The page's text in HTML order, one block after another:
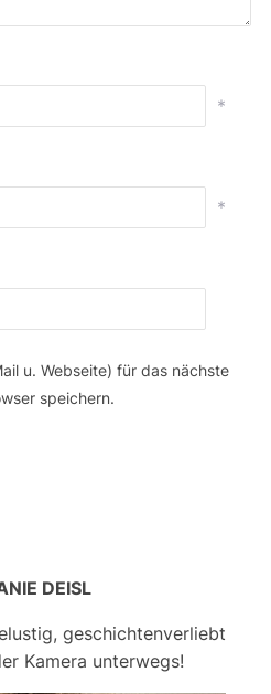
*
*
u. Webseite) für das nächste
speichern.
DEISL
geschichtenverliebt
Kamera unterwegs!